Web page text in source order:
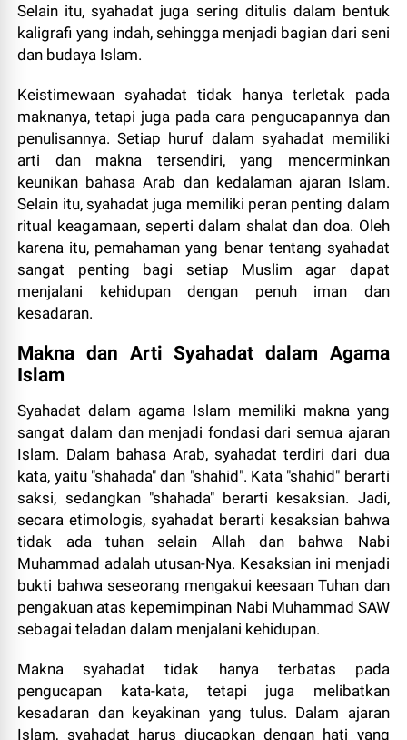
Selain itu, syahadat juga sering ditulis dalam bentuk
kaligrafi yang indah, sehingga menjadi bagian dari seni
dan budaya Islam.
Keistimewaan syahadat tidak hanya terletak pada
maknanya, tetapi juga pada cara pengucapannya dan
penulisannya. Setiap huruf dalam syahadat memiliki
arti dan makna tersendiri, yang mencerminkan
keunikan bahasa Arab dan kedalaman ajaran Islam.
Selain itu, syahadat juga memiliki peran penting dalam
ritual keagamaan, seperti dalam shalat dan doa. Oleh
karena itu, pemahaman yang benar tentang syahadat
sangat penting bagi setiap Muslim agar dapat
menjalani kehidupan dengan penuh iman dan
kesadaran.
Makna dan Arti Syahadat dalam Agama
Islam
Syahadat dalam agama Islam memiliki makna yang
sangat dalam dan menjadi fondasi dari semua ajaran
Islam. Dalam bahasa Arab, syahadat terdiri dari dua
kata, yaitu "shahada" dan "shahid". Kata "shahid" berarti
saksi, sedangkan "shahada" berarti kesaksian. Jadi,
secara etimologis, syahadat berarti kesaksian bahwa
tidak ada tuhan selain Allah dan bahwa Nabi
Muhammad adalah utusan-Nya. Kesaksian ini menjadi
bukti bahwa seseorang mengakui keesaan Tuhan dan
pengakuan atas kepemimpinan Nabi Muhammad SAW
sebagai teladan dalam menjalani kehidupan.
Makna syahadat tidak hanya terbatas pada
pengucapan kata-kata, tetapi juga melibatkan
kesadaran dan keyakinan yang tulus. Dalam ajaran
Islam, syahadat harus diucapkan dengan hati yang